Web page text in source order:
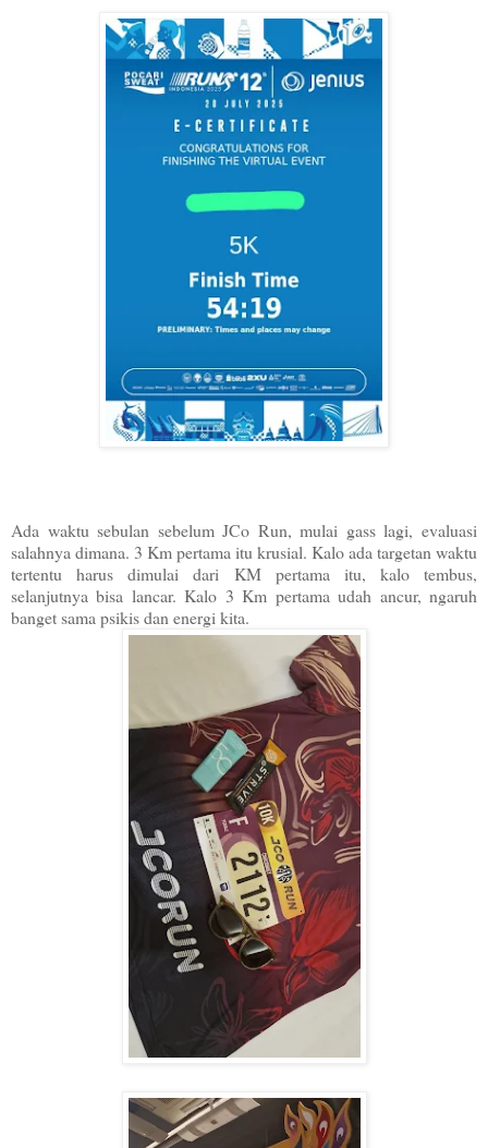
Ada waktu sebulan sebelum JCo Run, mulai gass lagi, evaluasi
salahnya dimana. 3 Km pertama itu krusial. Kalo ada targetan waktu
tertentu harus dimulai dari KM pertama itu, kalo tembus,
selanjutnya bisa lancar. Kalo 3 Km pertama udah ancur, ngaruh
banget sama psikis dan energi kita.